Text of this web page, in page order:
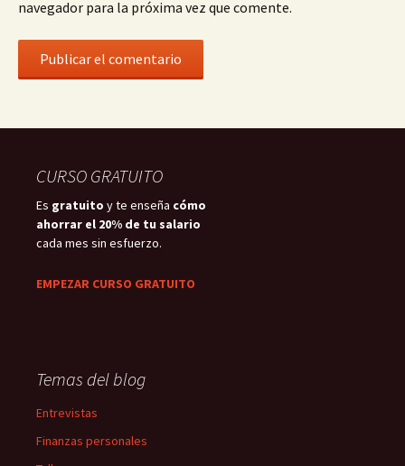
navegador para la próxima vez que comente.
CURSO GRATUITO
Es gratuito y te enseña cómo
ahorrar el 20% de tu salario
cada mes sin esfuerzo.
EMPEZAR CURSO GRATUITO
Temas del blog
Entrevistas
Finanzas personales